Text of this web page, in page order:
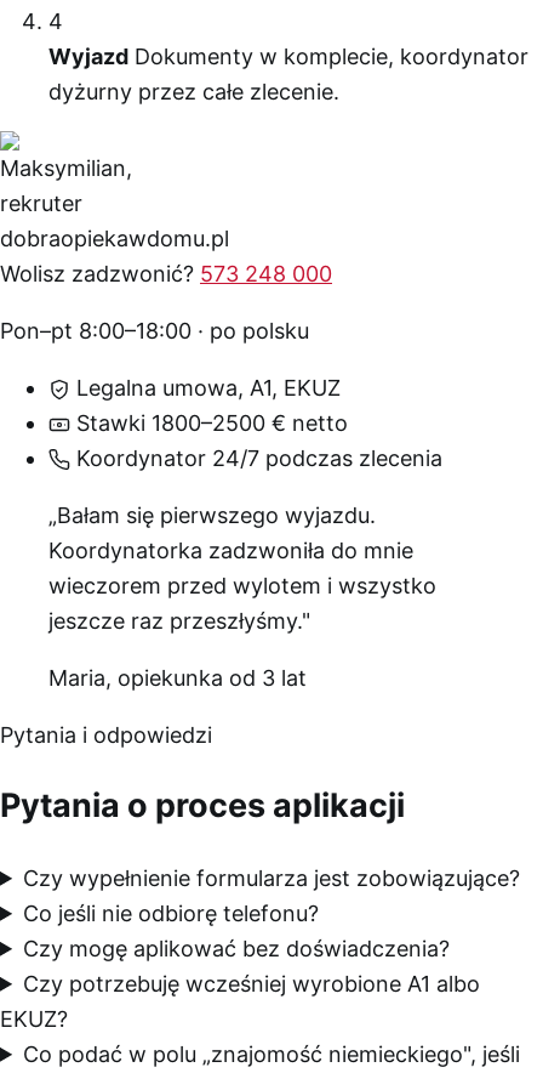
4
Wyjazd Dokumenty w komplecie, koordynator
dyżurny przez całe zlecenie.
Wolisz zadzwonić? 573 248 000
Pon–pt 8:00–18:00 · po polsku
Legalna umowa, A1, EKUZ
Stawki 1800–2500 € netto
Koordynator 24/7 podczas zlecenia
„Bałam się pierwszego wyjazdu.
Koordynatorka zadzwoniła do mnie
wieczorem przed wylotem i wszystko
jeszcze raz przeszłyśmy."
Maria, opiekunka od 3 lat
Pytania i odpowiedzi
Pytania o proces aplikacji
Czy wypełnienie formularza jest zobowiązujące?
Co jeśli nie odbiorę telefonu?
Czy mogę aplikować bez doświadczenia?
Czy potrzebuję wcześniej wyrobione A1 albo
EKUZ?
Co podać w polu „znajomość niemieckiego", jeśli